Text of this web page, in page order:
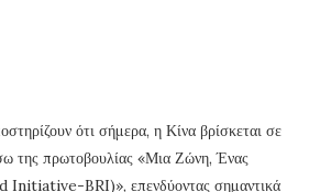
ότι σήμερα, η Κίνα βρίσκεται σε
της πρωτοβουλίας «Μια Ζώνη, Ένας
BRI)», επενδύοντας σημαντικά